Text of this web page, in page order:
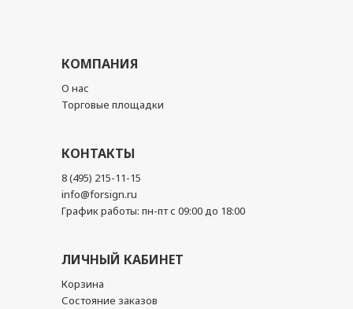
КОМПАНИЯ
О нас
Торговые площадки
КОНТАКТЫ
8 (495) 215-11-15
info@forsign.ru
График работы: пн-пт с 09:00 до 18:00
ЛИЧНЫЙ КАБИНЕТ
Корзина
Состояние заказов